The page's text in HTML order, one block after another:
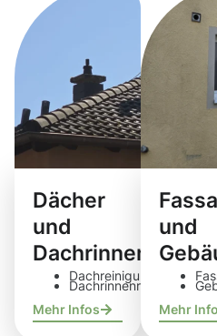
Dächer
und
Dachrinnen
Dachreinigung
Dachrinnenreinigung
Mehr Infos
und
Mehr